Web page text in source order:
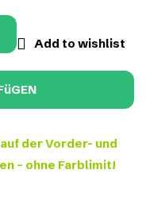
Add to wishlist
der Vorder- und
– ohne Farblimit!